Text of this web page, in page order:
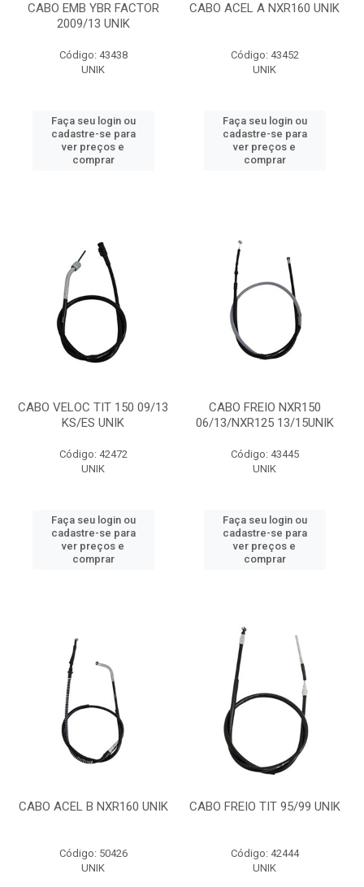
CABO EMB YBR FACTOR
2009/13 UNIK
Código: 43438
UNIK
Faça seu login ou
cadastre-se para
ver preços e
comprar
CABO ACEL A NXR160 UNIK
Código: 43452
UNIK
Faça seu login ou
cadastre-se para
ver preços e
comprar
CABO VELOC TIT 150 09/13
KS/ES UNIK
Código: 42472
UNIK
Faça seu login ou
cadastre-se para
ver preços e
comprar
CABO FREIO NXR150
06/13/NXR125 13/15UNIK
Código: 43445
UNIK
Faça seu login ou
cadastre-se para
ver preços e
comprar
CABO ACEL B NXR160 UNIK
Código: 50426
UNIK
CABO FREIO TIT 95/99 UNIK
Código: 42444
UNIK